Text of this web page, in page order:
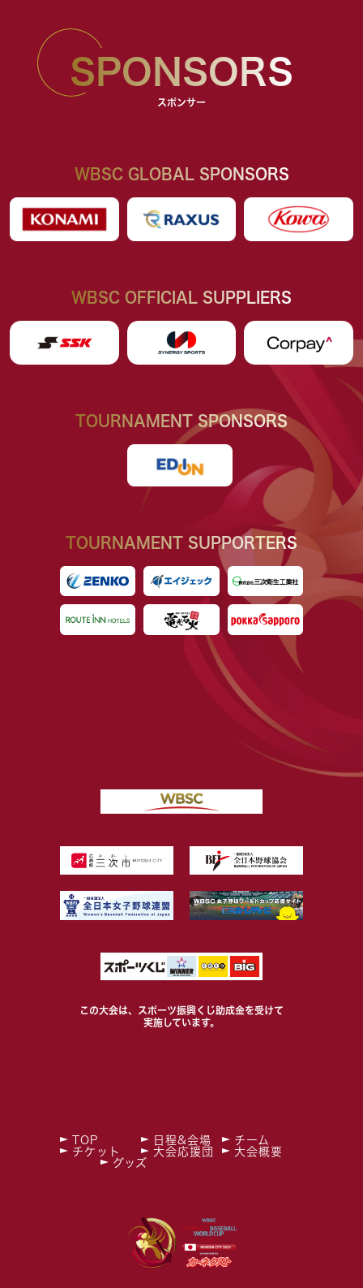
SPONSORS
スポンサー
WBSC GLOBAL SPONSORS
WBSC OFFICIAL SUPPLIERS
TOURNAMENT SPONSORS
TOURNAMENT SUPPORTERS
この大会は、スポーツ振興くじ助成金を受けて
実施しています。
TOP 日程&会場
チーム
チケット
大会応援団
大会概要
グッズ